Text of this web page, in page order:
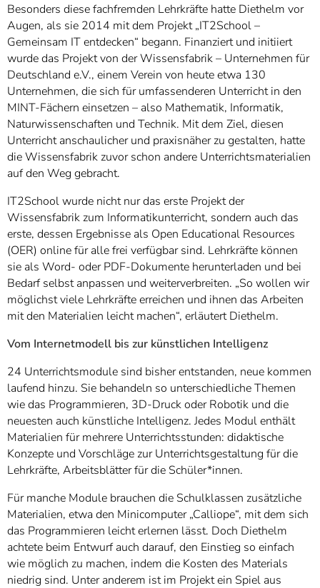
Besonders diese fachfremden Lehrkräfte hatte Diethelm vor
Augen, als sie 2014 mit dem Projekt „IT2School –
Gemeinsam IT entdecken“ begann. Finanziert und initiiert
wurde das Projekt von der Wissensfabrik – Unternehmen für
Deutschland e.V., einem Verein von heute etwa 130
Unternehmen, die sich für umfassenderen Unterricht in den
MINT-Fächern einsetzen – also Mathematik, Informatik,
Naturwissenschaften und Technik. Mit dem Ziel, diesen
Unterricht anschaulicher und praxisnäher zu gestalten, hatte
die Wissensfabrik zuvor schon andere Unterrichtsmaterialien
auf den Weg gebracht.
IT2School wurde nicht nur das erste Projekt der
Wissensfabrik zum Informatikunterricht, sondern auch das
erste, dessen Ergebnisse als Open Educational Resources
(OER) online für alle frei verfügbar sind. Lehrkräfte können
sie als Word- oder PDF-Dokumente herunterladen und bei
Bedarf selbst anpassen und weiterverbreiten. „So wollen wir
möglichst viele Lehrkräfte erreichen und ihnen das Arbeiten
mit den Materialien leicht machen“, erläutert Diethelm.
Vom Internetmodell bis zur künstlichen Intelligenz
24 Unterrichtsmodule sind bisher entstanden, neue kommen
laufend hinzu. Sie behandeln so unterschiedliche Themen
wie das Programmieren, 3D-Druck oder Robotik und die
neuesten auch künstliche Intelligenz. Jedes Modul enthält
Materialien für mehrere Unterrichtsstunden: didaktische
Konzepte und Vorschläge zur Unterrichtsgestaltung für die
Lehrkräfte, Arbeitsblätter für die Schüler*innen.
Für manche Module brauchen die Schulklassen zusätzliche
Materialien, etwa den Minicomputer „Calliope“, mit dem sich
das Programmieren leicht erlernen lässt. Doch Diethelm
achtete beim Entwurf auch darauf, den Einstieg so einfach
wie möglich zu machen, indem die Kosten des Materials
niedrig sind. Unter anderem ist im Projekt ein Spiel aus